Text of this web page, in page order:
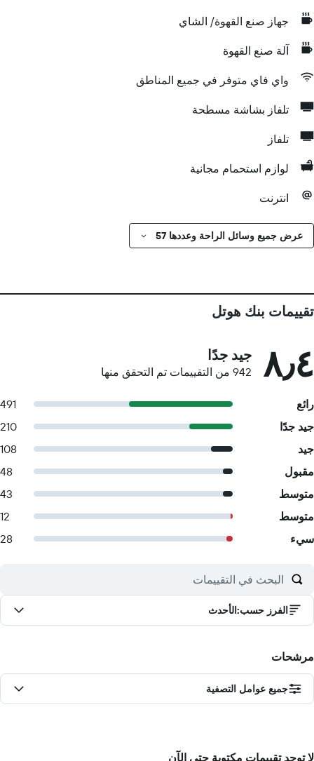
جهاز صنع القهوة/ الشاي
آلة صنع القهوة
واي فاي متوفر في جميع المناطق
تلفاز بشاشة مسطحة
تلفاز
لوازم استحمام مجانية
انترنت
عرض جميع وسائل الراحة وعددها 57
تقييمات بنك هوتل
٨٫٤ جيد جدًا
942 من التقييمات تم التحقق منها
رائع
491
جيد جدًا
210
جيد
108
مقبول
48
متوسط
43
متوسط
12
سيء
28
الفرز حسب:الأحدث
مرشحات
جميع عوامل التصفية
لا توجد تقييمات مكتوبة حتى الآن